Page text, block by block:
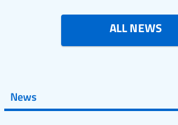
ALL NEWS
News